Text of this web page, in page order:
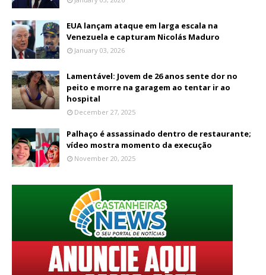
EUA lançam ataque em larga escala na
Venezuela e capturam Nicolás Maduro
January 03, 2026
Lamentável: Jovem de 26 anos sente dor no
peito e morre na garagem ao tentar ir ao
hospital
December 27, 2025
Palhaço é assassinado dentro de restaurante;
vídeo mostra momento da execução
November 20, 2025